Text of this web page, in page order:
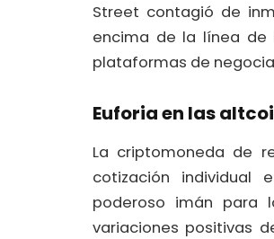
Street contagió de
encima de la línea de
plataformas de
Euforia en las
La criptomoneda de
cotización individual
poderoso imán para
variaciones positivas